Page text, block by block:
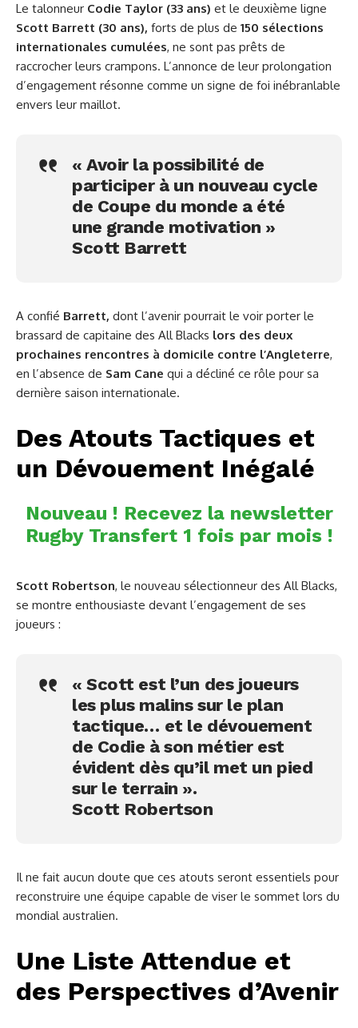
Le talonneur Codie Taylor (33 ans) et le deuxième ligne
Scott Barrett (30 ans), forts de plus de 150 sélections
internationales cumulées, ne sont pas prêts de
raccrocher leurs crampons. L’annonce de leur prolongation
d’engagement résonne comme un signe de foi inébranlable
envers leur maillot.
« Avoir la possibilité de
participer à un nouveau cycle
de Coupe du monde a été
une grande motivation »
Scott Barrett
A confié Barrett, dont l’avenir pourrait le voir porter le
brassard de capitaine des All Blacks lors des deux
prochaines rencontres à domicile contre l’Angleterre,
en l’absence de Sam Cane qui a décliné ce rôle pour sa
dernière saison internationale.
Des Atouts Tactiques et
un Dévouement Inégalé
Nouveau ! Recevez la newsletter
Rugby Transfert 1 fois par mois !
Scott Robertson, le nouveau sélectionneur des All Blacks,
se montre enthousiaste devant l’engagement de ses
joueurs :
« Scott est l’un des joueurs
les plus malins sur le plan
tactique… et le dévouement
de Codie à son métier est
évident dès qu’il met un pied
sur le terrain ».
Scott Robertson
Il ne fait aucun doute que ces atouts seront essentiels pour
reconstruire une équipe capable de viser le sommet lors du
mondial australien.
Une Liste Attendue et
des Perspectives d’Avenir